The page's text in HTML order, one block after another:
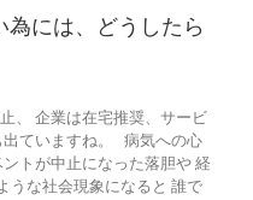
には、どうしたら
、 企業は在宅推奨、サービ
出ていますね。 病気への心
トが中止になった落胆や 経
な社会現象になると 誰で